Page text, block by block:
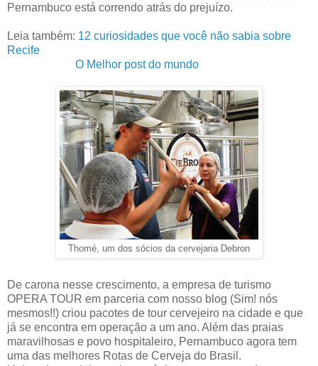
Pernambuco está correndo atrás do prejuízo.
Leia também: 12 curiosidades que você não sabia sobre
Recife
O Melhor post do mundo
Thomé, um dos sócios da cervejaria Debron
De carona nesse crescimento, a empresa de turismo
OPERA TOUR em parceria com nosso blog (Sim! nós
mesmos!!) criou pacotes de tour cervejeiro na cidade e que
já se encontra em operação a um ano. Além das praias
maravilhosas e povo hospitaleiro, Pernambuco agora tem
uma das melhores Rotas de Cerveja do Brasil.